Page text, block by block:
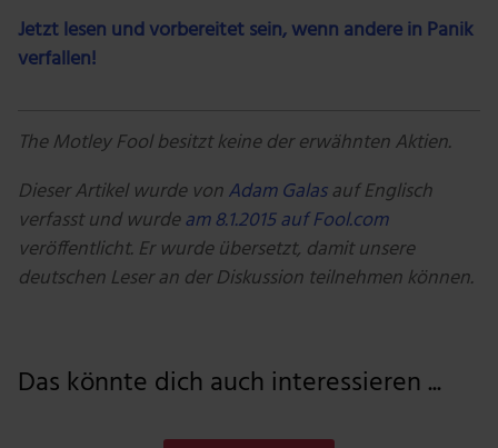
Jetzt lesen und vorbereitet sein, wenn andere in Panik
verfallen!
The Motley Fool besitzt keine der erwähnten Aktien.
Dieser Artikel wurde vonAdam Galasauf Englisch
verfasst und wurdeam 8.1.2015 auf Fool.com
veröffentlicht. Er wurde übersetzt, damit unsere
deutschen Leser an der Diskussion teilnehmen können.
Das könnte dich auch interessieren ...